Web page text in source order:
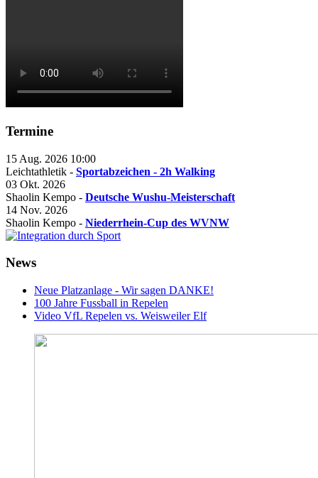
Termine
15 Aug. 2026 10:00
Leichtathletik - Sportabzeichen - 2h Walking
03 Okt. 2026
Shaolin Kempo - Deutsche Wushu-Meisterschaft
14 Nov. 2026
Shaolin Kempo - Niederrhein-Cup des WVNW
News
Neue Platzanlage - Wir sagen DANKE!
100 Jahre Fussball in Repelen
Video VfL Repelen vs. Weisweiler Elf